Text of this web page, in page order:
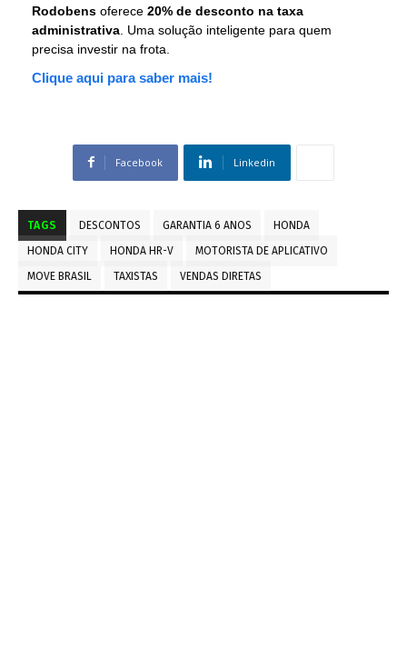
Rodobens oferece 20% de desconto na taxa
administrativa . Uma solução inteligente para quem
precisa investir na frota.
Clique aqui para saber mais!
Facebook Linkedin
TAGS DESCONTOS GARANTIA 6 ANOS
HONDA
HONDA CITY
HONDA HR-V
MOTORISTA DE APLICATIVO
MOVE BRASIL
TAXISTAS VENDAS DIRETAS